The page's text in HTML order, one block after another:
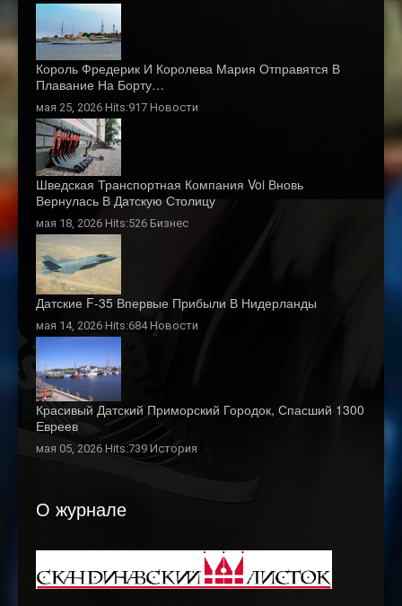
Король Фредерик И Королева Мария Отправятся В
Плавание На Борту…
мая 25, 2026 Hits:917 Новости
Шведская Транспортная Компания Voi Вновь
Вернулась В Датскую Столицу
мая 18, 2026 Hits:526 Бизнес
Датские F-35 Впервые Прибыли В Нидерланды
мая 14, 2026 Hits:684Новости
Красивый Датский Приморский Городок, Спасший 1300
Евреев
мая 05, 2026 Hits:739 История
О журнале